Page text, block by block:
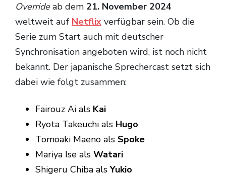
Overrideab dem 21. November 2024
weltweit auf Netflix verfügbar sein. Ob die
Serie zum Start auch mit deutscher
Synchronisation angeboten wird, ist noch nicht
bekannt. Der japanische Sprechercast setzt sich
dabei wie folgt zusammen:
Fairouz Ai als Kai
Ryota Takeuchi als Hugo
Tomoaki Maeno als Spoke
Mariya Ise als Watari
Shigeru Chiba alsYukio